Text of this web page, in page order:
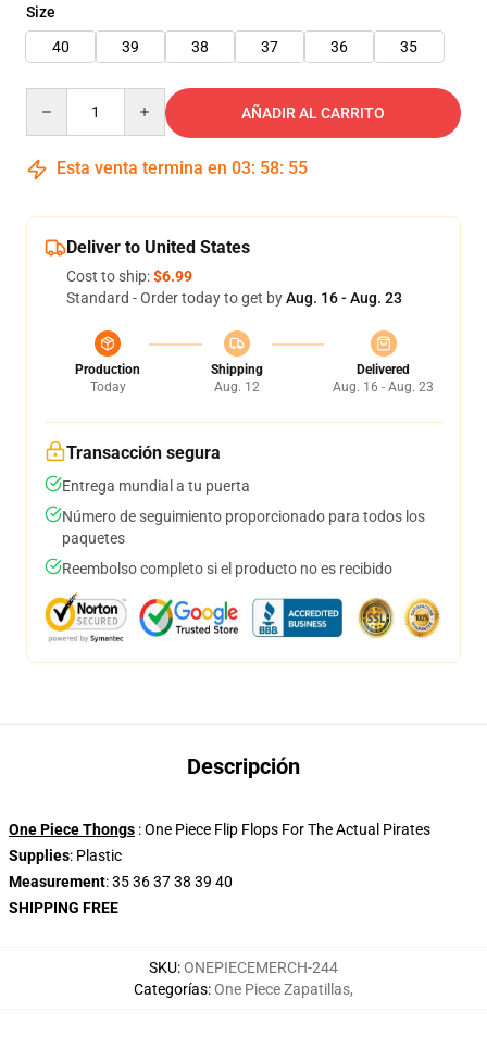
Size
40
39 38 37 36 35
AÑADIR AL CARRITO
Esta venta termina en 03: 58: 55
Deliver to United States
Cost to ship:$6.99
Standard - Order today to get byAug. 16 - Aug. 23
Production
Today
Shipping
Aug. 12
Delivered
Aug. 16 - Aug. 23
Transacción segura
Entrega mundial a tu puerta
Número de seguimiento proporcionado para todos los
paquetes
Reembolso completo si el producto no es recibido
Descripción
One Piece Thongs : One Piece Flip Flops For The Actual Pirates
Supplies: Plastic
Measurement: 35 36 37 38 39 40
SHIPPING FREE
SKU:ONEPIECEMERCH-244
Categorías:One Piece Zapatillas,